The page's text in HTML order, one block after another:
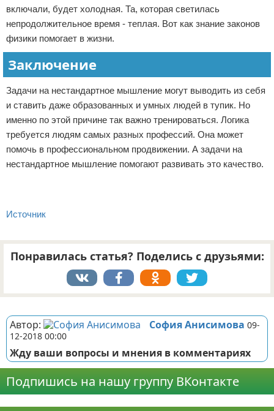
включали, будет холодная. Та, которая светилась
непродолжительное время - теплая. Вот как знание законов
физики помогает в жизни.
Заключение
Задачи на нестандартное мышление могут выводить из себя
и ставить даже образованных и умных людей в тупик. Но
именно по этой причине так важно тренироваться. Логика
требуется людям самых разных профессий. Она может
помочь в профессиональном продвижении. А задачи на
нестандартное мышление помогают развивать это качество.
Источник
Понравилась статья? Поделись с друзьями:
Автор: София Анисимова 09-
12-2018 00:00
Жду ваши вопросы и мнения в комментариях
Подпишись на нашу группу ВКонтакте